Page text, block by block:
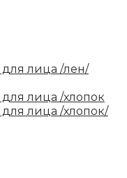
лица /лен/
лица /хлопок
лица /хлопок/